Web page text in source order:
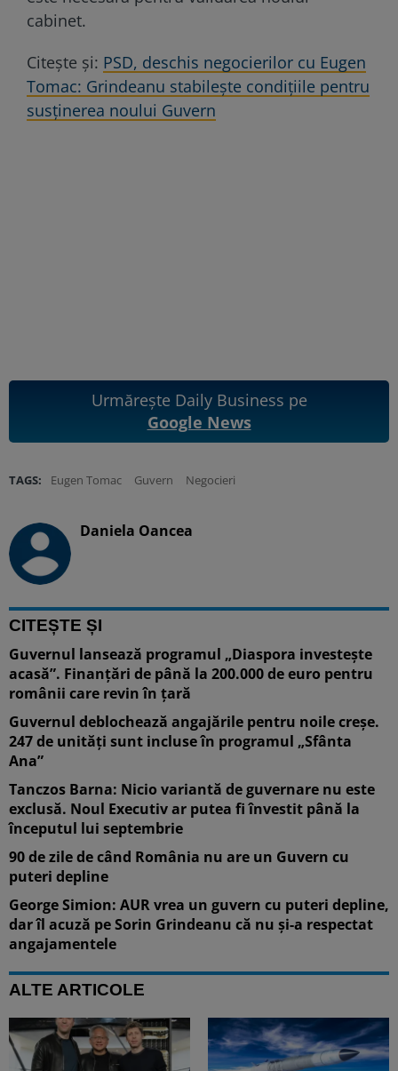
cabinet.
Citește și: PSD, deschis negocierilor cu Eugen
Tomac: Grindeanu stabilește condițiile pentru
susținerea noului Guvern
Urmărește Daily Business pe
Google News
TAGS: Eugen Tomac Guvern Negocieri
Daniela Oancea
CITEȘTE ȘI
Guvernul lansează programul „Diaspora investește
acasă”. Finanțări de până la 200.000 de euro pentru
românii care revin în țară
Guvernul deblochează angajările pentru noile creșe.
247 de unități sunt incluse în programul „Sfânta
Ana”
Tanczos Barna: Nicio variantă de guvernare nu este
exclusă. Noul Executiv ar putea fi învestit până la
începutul lui septembrie
90 de zile de când România nu are un Guvern cu
puteri depline
George Simion: AUR vrea un guvern cu puteri depline,
dar îl acuză pe Sorin Grindeanu că nu și-a respectat
angajamentele
ALTE ARTICOLE